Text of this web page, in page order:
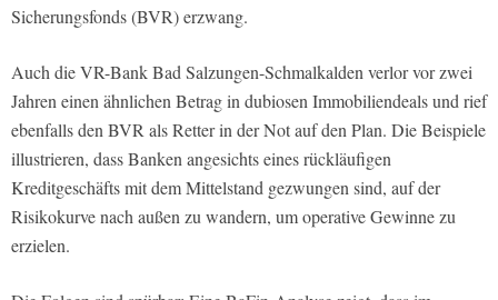
Sicherungsfonds (BVR) erzwang.
Auch die VR-Bank Bad Salzungen-Schmalkalden verlor vor zwei
Jahren einen ähnlichen Betrag in dubiosen Immobiliendeals und rief
ebenfalls den BVR als Retter in der Not auf den Plan. Die Beispiele
illustrieren, dass Banken angesichts eines rückläufigen
Kreditgeschäfts mit dem Mittelstand gezwungen sind, auf der
Risikokurve nach außen zu wandern, um operative Gewinne zu
erzielen.